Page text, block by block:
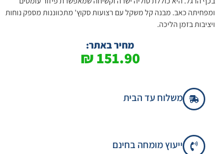
ומפחיתה כאב. מבנה קל משקל עם רצועות סקוץ' מתכווננות מספק נוחות
ויציבות בזמן הליכה.
מחיר באתר:
151.90
₪
משלוח עד הבית
ייעוץ מומחה בחינם